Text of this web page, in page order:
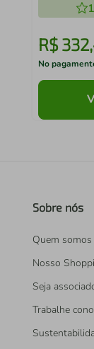
R$ 332,
No
Sobre nós
Quem somos
Nosso
Seja
Trabalhe